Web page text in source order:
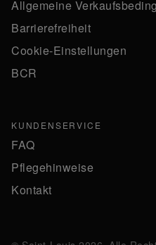
Allgemeine
Barrierefreiheit
Cookie-Einstellungen
BCR
KUNDENSERVICE
FAQ
Pflegehinweise
Kontakt